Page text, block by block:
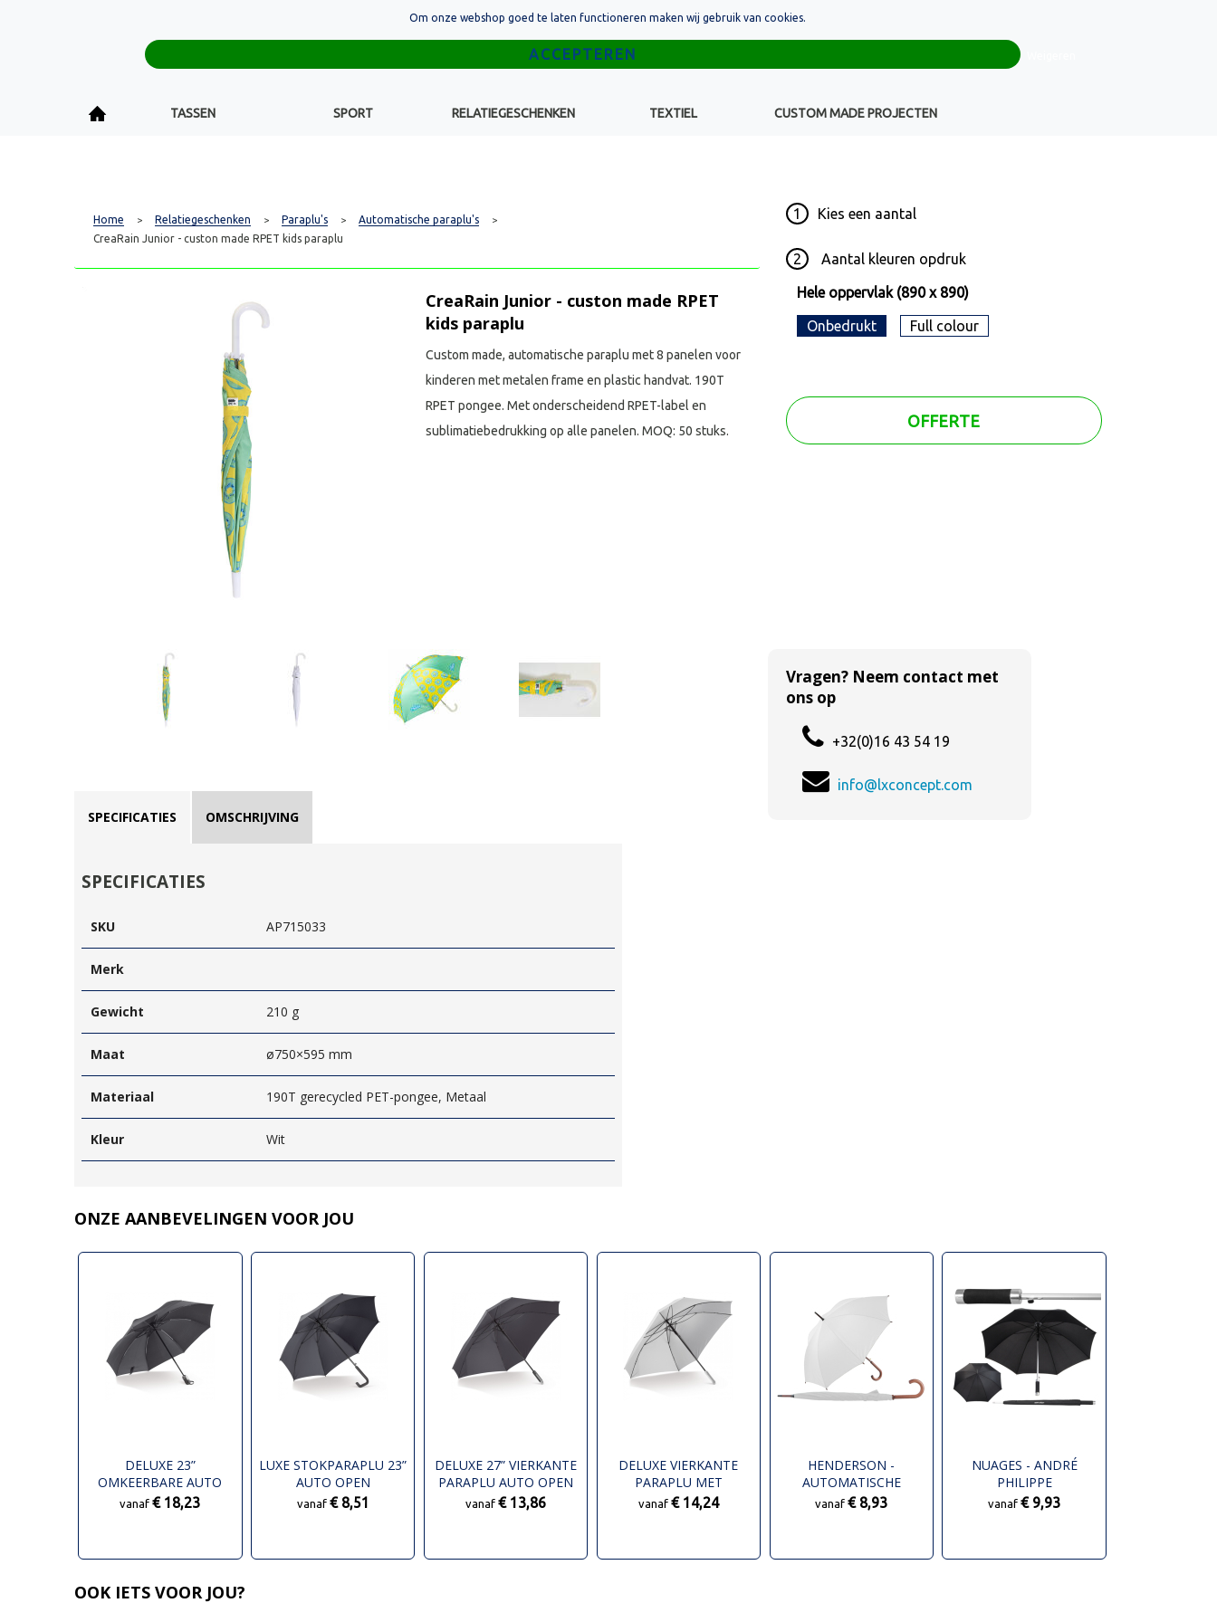
+32(0)16 43 54 19
TASSEN SPORT RELATIEGESCHENKEN TEXTIEL CUSTOM MADE PROJECTEN
Home > Relatiegeschenken > Paraplu's > Automatische paraplu's >
CreaRain Junior - custon made RPET kids paraplu
1 Kies een aantal
2 Aantal kleuren opdruk
Hele oppervlak (890 x 890)
Onbedrukt Full colour
OFFERTE
CreaRain Junior - custon made RPET
kids paraplu
Custom made, automatische paraplu met 8 panelen voor
kinderen met metalen frame en plastic handvat. 190T
RPET pongee. Met onderscheidend RPET-label en
sublimatiebedrukking op alle panelen. MOQ: 50 stuks.
SPECIFICATIES OMSCHRIJVING
SPECIFICATIES
SKU AP715033
Merk
Gewicht 210 g
Maat ø750×595 mm
Materiaal 190T gerecycled PET-pongee, Metaal
Kleur Wit
Vragen? Neem contact met
ons op
+32(0)16 43 54 19
info@lxconcept.com
ONZE AANBEVELINGEN VOOR JOU
DELUXE 23”
OMKEERBARE AUTO
OPEN/SLUITEN PARAPLU
vanaf€ 18,23
LUXE STOKPARAPLU 23”
AUTO OPEN
vanaf € 8,51
DELUXE 27” VIERKANTE
PARAPLU AUTO OPEN
vanaf€ 13,86
DELUXE VIERKANTE
PARAPLU MET
DRAAGHOES 27” AUTO
vanaf € 14,24
HENDERSON -
AUTOMATISCHE
PARAPLU
vanaf€ 8,93
NUAGES - ANDRÉ
PHILIPPE
AUTOMATISCHE
PARAPLU
vanaf€ 9,93
OOK IETS VOOR JOU?
Om onze webshop goed te laten functioneren maken wij gebruik van cookies.